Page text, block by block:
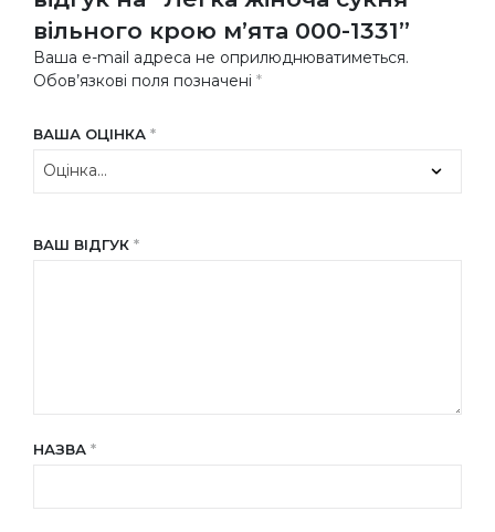
вільного крою м’ята 000-1331”
Ваша e-mail адреса не оприлюднюватиметься.
Обов’язкові поля позначені *
ВАША ОЦІНКА *
ВАШ ВІДГУК *
НАЗВА *